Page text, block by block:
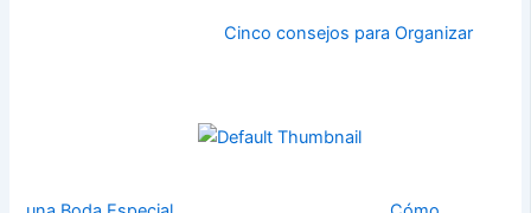
Cinco consejos para Organizar